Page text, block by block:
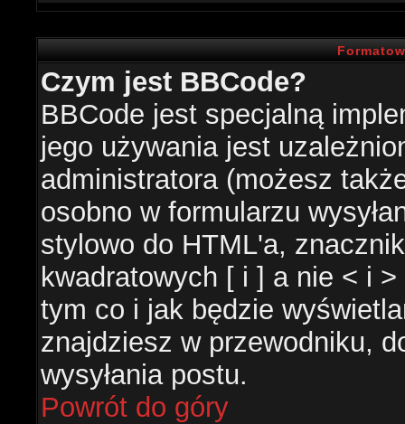
Czym jest BBCode?
BBCode jest specjalną
jego używania jest
administratora (możesz
osobno w formularzu
stylowo do HTML'a,
kwadratowych [ i ] a nie < i
tym co i jak będzie
znajdziesz w przewodniku,
wysyłania postu.
Powrót do góry